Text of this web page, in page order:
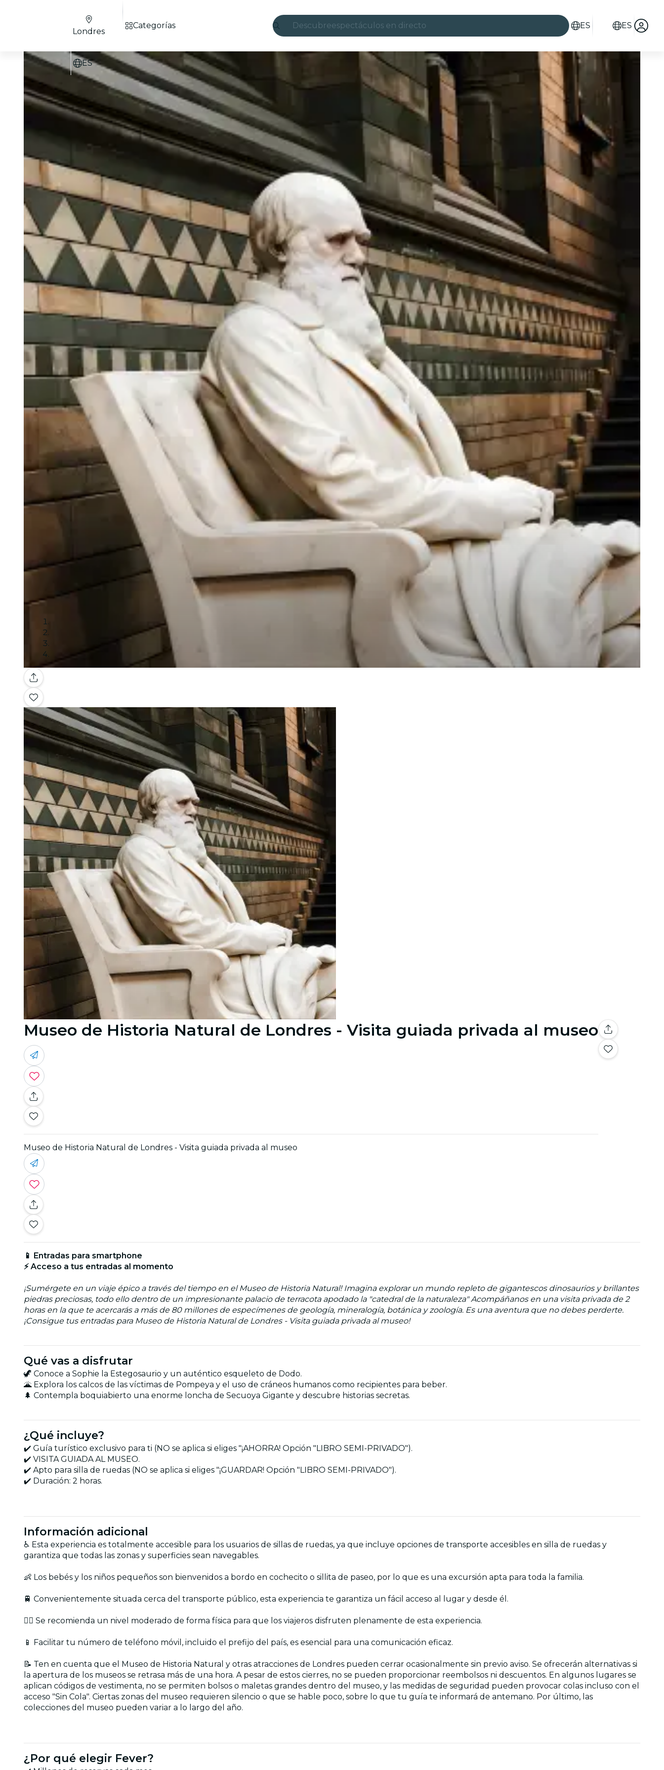
Descubreespectáculos en directo
candlelight
experiencias y ciudades
exposiciones
Seúl
recorridos por la ciudad
conciertos
restaurantes
cine
ES ES
Londres
ES
Categorías
Galería
Museo de Historia Natural de Londres - Visita guiada privada al museo
Museo de Historia Natural de Londres - Visita guiada privada al museo
📱 Entradas para smartphone
⚡ Acceso a tus entradas al momento
¡Sumérgete en un viaje épico a través del tiempo en el Museo de Historia Natural! Imagina explorar un mundo repleto de gigantescos dinosaurios y brillantes
piedras preciosas, todo ello dentro de un impresionante palacio de terracota apodado la "catedral de la naturaleza" Acompáñanos en una visita privada de 2
horas en la que te acercarás a más de 80 millones de especímenes de geología, mineralogía, botánica y zoología. Es una aventura que no debes perderte.
¡Consigue tus entradas para Museo de Historia Natural de Londres - Visita guiada privada al museo!
Qué vas a disfrutar
🦖 Conoce a Sophie la Estegosaurio y un auténtico esqueleto de Dodo.
🌋 Explora los calcos de las víctimas de Pompeya y el uso de cráneos humanos como recipientes para beber.
🌲 Contempla boquiabierto una enorme loncha de Secuoya Gigante y descubre historias secretas.
¿Qué incluye?
✔️ Guía turístico exclusivo para ti (NO se aplica si eliges "¡AHORRA! Opción "LIBRO SEMI-PRIVADO").
✔️ VISITA GUIADA AL MUSEO.
✔️ Apto para silla de ruedas (NO se aplica si eliges "¡GUARDAR! Opción "LIBRO SEMI-PRIVADO").
✔️ Duración: 2 horas.
Información adicional
♿ Esta experiencia es totalmente accesible para los usuarios de sillas de ruedas, ya que incluye opciones de transporte accesibles en silla de ruedas y
garantiza que todas las zonas y superficies sean navegables.
👶 Los bebés y los niños pequeños son bienvenidos a bordo en cochecito o sillita de paseo, por lo que es una excursión apta para toda la familia.
🚆 Convenientemente situada cerca del transporte público, esta experiencia te garantiza un fácil acceso al lugar y desde él.
🏋️‍♂️ Se recomienda un nivel moderado de forma física para que los viajeros disfruten plenamente de esta experiencia.
📱 Facilitar tu número de teléfono móvil, incluido el prefijo del país, es esencial para una comunicación eficaz.
📝 Ten en cuenta que el Museo de Historia Natural y otras atracciones de Londres pueden cerrar ocasionalmente sin previo aviso. Se ofrecerán alternativas si
la apertura de los museos se retrasa más de una hora. A pesar de estos cierres, no se pueden proporcionar reembolsos ni descuentos. En algunos lugares se
aplican códigos de vestimenta, no se permiten bolsos o maletas grandes dentro del museo, y las medidas de seguridad pueden provocar colas incluso con el
acceso "Sin Cola". Ciertas zonas del museo requieren silencio o que se hable poco, sobre lo que tu guía te informará de antemano. Por último, las
colecciones del museo pueden variar a lo largo del año.
¿Por qué elegir Fever?